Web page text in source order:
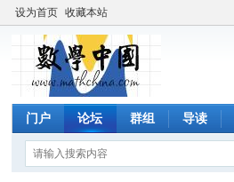
设为首页 收藏本站
门户 论坛 群组 导读